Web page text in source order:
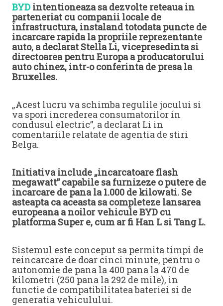
BYD intentioneaza sa dezvolte reteaua in
parteneriat cu companii locale de
infrastructura, instaland totodata puncte de
incarcare rapida la propriile reprezentante
auto, a declarat Stella Li, vicepresedinta si
directoarea pentru Europa a producatorului
auto chinez, intr-o conferinta de presa la
Bruxelles.
„Acest lucru va schimba regulile jocului si
va spori increderea consumatorilor in
condusul electric”, a declarat Li in
comentariile relatate de agentia de stiri
Belga.
Initiativa include „incarcatoare flash
megawatt” capabile sa furnizeze o putere de
incarcare de pana la 1.000 de kilowati. Se
asteapta ca aceasta sa completeze lansarea
europeana a noilor vehicule BYD cu
platforma Super e, cum ar fi Han L si Tang L.
Sistemul este conceput sa permita timpi de
reincarcare de doar cinci minute, pentru o
autonomie de pana la 400 pana la 470 de
kilometri (250 pana la 292 de mile), in
functie de compatibilitatea bateriei si de
generatia vehiculului.